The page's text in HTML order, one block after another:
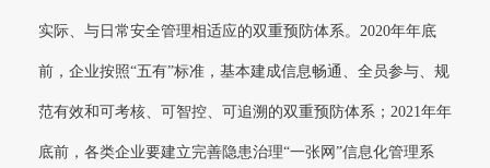
实际、与日常安全管理相适应的双重预防体系。2020年年底
前，企业按照“五有”标准，基本建成信息畅通、全员参与、规
范有效和可考核、可智控、可追溯的双重预防体系；2021年年
底前，各类企业要建立完善隐患治理“一张网”信息化管理系